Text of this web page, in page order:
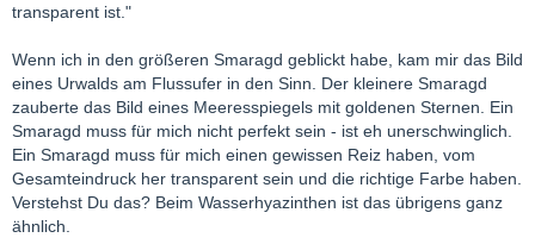
transparent ist."
Wenn ich in den größeren Smaragd geblickt habe, kam mir das Bild
eines Urwalds am Flussufer in den Sinn. Der kleinere Smaragd
zauberte das Bild eines Meeresspiegels mit goldenen Sternen. Ein
Smaragd muss für mich nicht perfekt sein - ist eh unerschwinglich.
Ein Smaragd muss für mich einen gewissen Reiz haben, vom
Gesamteindruck her transparent sein und die richtige Farbe haben.
Verstehst Du das? Beim Wasserhyazinthen ist das übrigens ganz
ähnlich.